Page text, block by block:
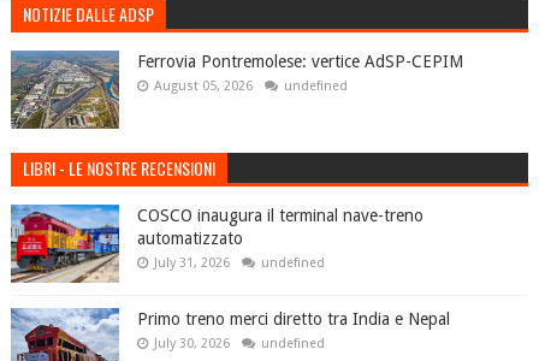
NOTIZIE DALLE ADSP
Ferrovia Pontremolese: vertice AdSP-CEPIM
August 05, 2026 undefined
LIBRI - LE NOSTRE RECENSIONI
COSCO inaugura il terminal nave-treno
automatizzato
July 31, 2026 undefined
Primo treno merci diretto tra India e Nepal
July 30, 2026 undefined